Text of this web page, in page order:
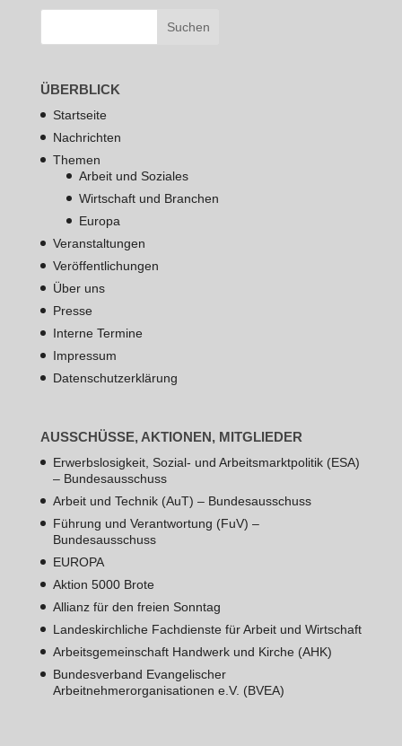
ÜBERBLICK
Startseite
Nachrichten
Themen
Arbeit und Soziales
Wirtschaft und Branchen
Europa
Veranstaltungen
Veröffentlichungen
Über uns
Presse
Interne Termine
Impressum
Datenschutzerklärung
AUSSCHÜSSE, AKTIONEN, MITGLIEDER
Erwerbslosigkeit, Sozial- und Arbeitsmarktpolitik (ESA)
– Bundesausschuss
Arbeit und Technik (AuT) – Bundesausschuss
Führung und Verantwortung (FuV) –
Bundesausschuss
EUROPA
Aktion 5000 Brote
Allianz für den freien Sonntag
Landeskirchliche Fachdienste für Arbeit und Wirtschaft
Arbeitsgemeinschaft Handwerk und Kirche (AHK)
Bundesverband Evangelischer
Arbeitnehmerorganisationen e.V. (BVEA)